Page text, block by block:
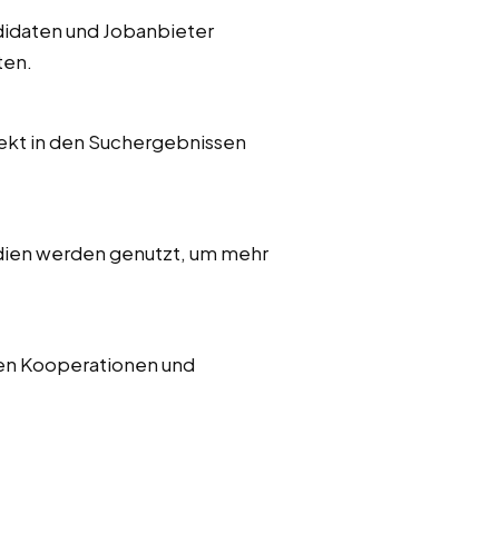
und Jobanbieter
in den Suchergebnissen
werden genutzt, um mehr
Kooperationen und